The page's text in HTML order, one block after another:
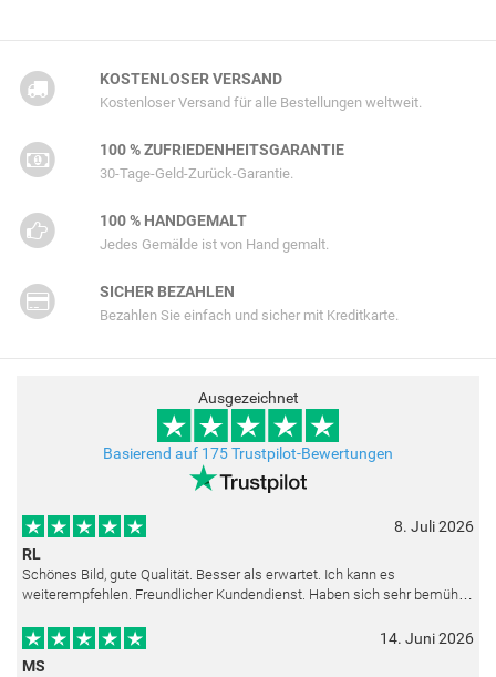
KOSTENLOSER VERSAND
Kostenloser Versand für alle Bestellungen weltweit.
100 % ZUFRIEDENHEITSGARANTIE
30-Tage-Geld-Zurück-Garantie.
100 % HANDGEMALT
Jedes Gemälde ist von Hand gemalt.
SICHER BEZAHLEN
Bezahlen Sie einfach und sicher mit Kreditkarte.
Ausgezeichnet
Basierend auf 175 Trustpilot-Bewertungen
8. Juli 2026
RL
Schönes Bild, gute Qualität. Besser als erwartet. Ich kann es
weiterempfehlen. Freundlicher Kundendienst. Haben sich sehr bemüht
14. Juni 2026
MS